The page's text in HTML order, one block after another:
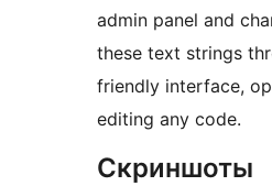
admin panel and
these text strings
friendly interface,
editing any code.
Скриншоты